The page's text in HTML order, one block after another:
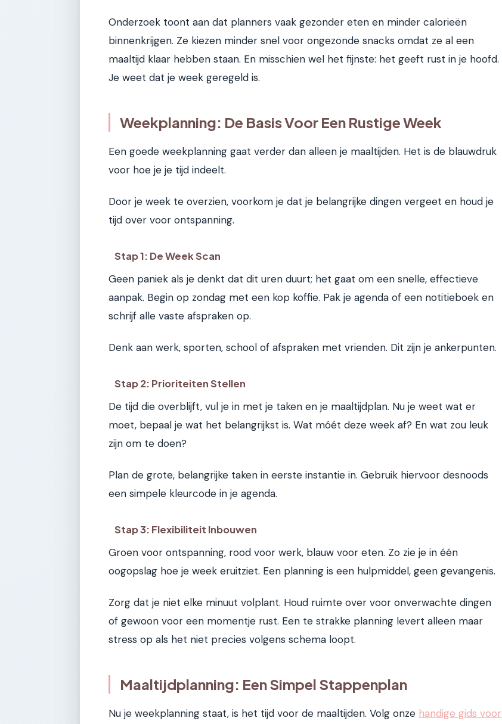
Onderzoek toont aan dat planners vaak gezonder eten en minder calorieën
binnenkrijgen. Ze kiezen minder snel voor ongezonde snacks omdat ze al een
maaltijd klaar hebben staan. En misschien wel het fijnste: het geeft rust in je hoofd.
Je weet dat je week geregeld is.
Weekplanning: De Basis Voor Een Rustige Week
Een goede weekplanning gaat verder dan alleen je maaltijden. Het is de blauwdruk
voor hoe je je tijd indeelt.
Door je week te overzien, voorkom je dat je belangrijke dingen vergeet en houd je
tijd over voor ontspanning.
Stap 1: De Week Scan
Geen paniek als je denkt dat dit uren duurt; het gaat om een snelle, effectieve
aanpak. Begin op zondag met een kop koffie. Pak je agenda of een notitieboek en
schrijf alle vaste afspraken op.
Denk aan werk, sporten, school of afspraken met vrienden. Dit zijn je ankerpunten.
Stap 2: Prioriteiten Stellen
De tijd die overblijft, vul je in met je taken en je maaltijdplan. Nu je weet wat er
moet, bepaal je wat het belangrijkst is. Wat móét deze week af? En wat zou leuk
zijn om te doen?
Plan de grote, belangrijke taken in eerste instantie in. Gebruik hiervoor desnoods
een simpele kleurcode in je agenda.
Stap 3: Flexibiliteit Inbouwen
Groen voor ontspanning, rood voor werk, blauw voor eten. Zo zie je in één
oogopslag hoe je week eruitziet. Een planning is een hulpmiddel, geen gevangenis.
Zorg dat je niet elke minuut volplant. Houd ruimte over voor onverwachte dingen
of gewoon voor een momentje rust. Een te strakke planning levert alleen maar
stress op als het niet precies volgens schema loopt.
Maaltijdplanning: Een Simpel Stappenplan
Nu je weekplanning staat, is het tijd voor de maaltijden. Volg onze handige gids voor